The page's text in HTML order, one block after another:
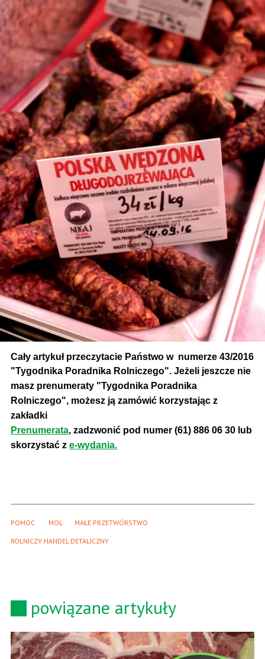
Cały artykuł przeczytacie Państwo w numerze 43/2016
"Tygodnika Poradnika Rolniczego". Jeżeli jeszcze nie
masz prenumeraty "Tygodnika Poradnika
Rolniczego", możesz ją zamówić korzystając z
zakładki
Prenumerata, zadzwonić pod numer (61) 886 06 30 lub
skorzystać z e-wydania.
POMOC MOL MAŁE PRZETWÓRSTWO
ROLNICZY HANDEL DETALICZNY
powiązane artykuły